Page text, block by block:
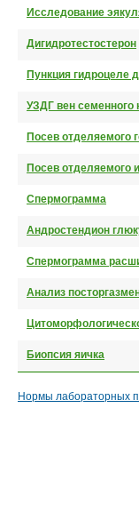
Исследование
Дигидротестостерон
Пункция гидроцеле
УЗДГ вен семенного
Посев отделяемого
Посев отделяемого
Спермограмма
Андростендион
Спермограмма
Анализ
Биопсия яичка
Нормы лабораторных